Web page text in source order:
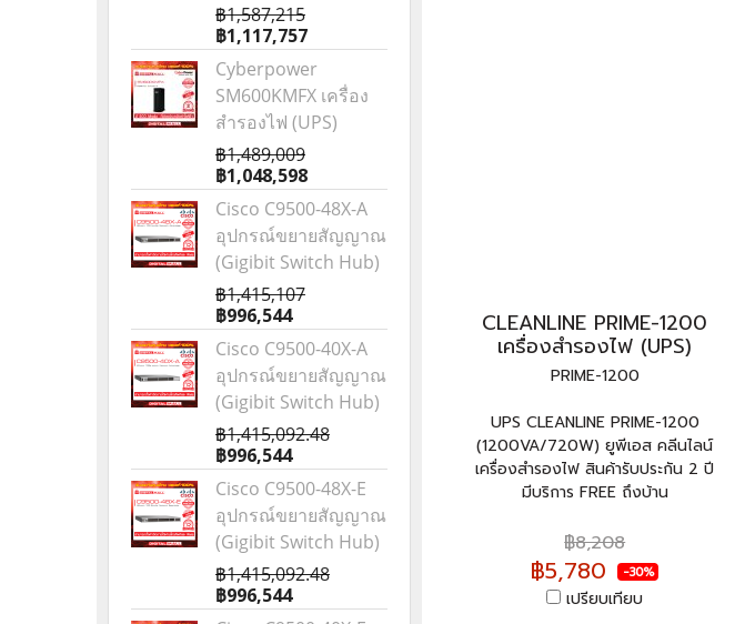
CLEANLINE PRIME-1200
เครื่องสำรองไฟ (UPS)
PRIME-1200
UPS CLEANLINE PRIME-1200
(1200VA/720W) ยูพีเอส คลีนไลน์
เครื่องสำรองไฟ สินค้ารับประกัน 2 ปี
มีบริการ FREE ถึงบ้าน
฿8,208
฿5,780 -30%
เปรียบเทียบ
฿1,587,215
฿1,117,757
Cyberpower
SM600KMFX เครื่อง
สำรองไฟ (UPS)
฿1,489,009
฿1,048,598
Cisco C9500-48X-A
อุปกรณ์ขยายสัญญาณ
(Gigibit Switch Hub)
฿1,415,107
฿996,544
Cisco C9500-40X-A
อุปกรณ์ขยายสัญญาณ
(Gigibit Switch Hub)
฿1,415,092.48
฿996,544
Cisco C9500-48X-E
อุปกรณ์ขยายสัญญาณ
(Gigibit Switch Hub)
฿1,415,092.48
฿996,544